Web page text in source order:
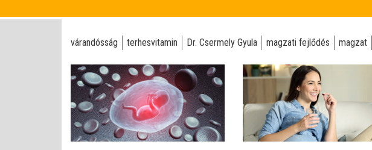
várandósság terhesvitamin Dr. Csermely Gyula magzati fejlődés magzat